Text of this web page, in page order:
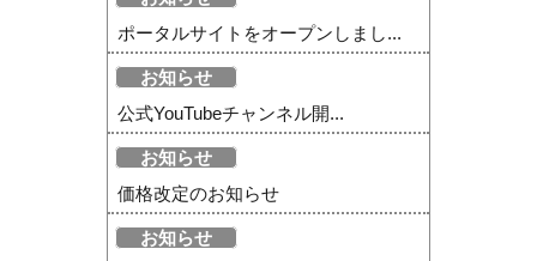
ポータルサイトをオープンしまし...
お知らせ
公式YouTubeチャンネル開...
お知らせ
価格改定のお知らせ
お知らせ